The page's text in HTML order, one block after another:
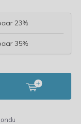
23%
35%